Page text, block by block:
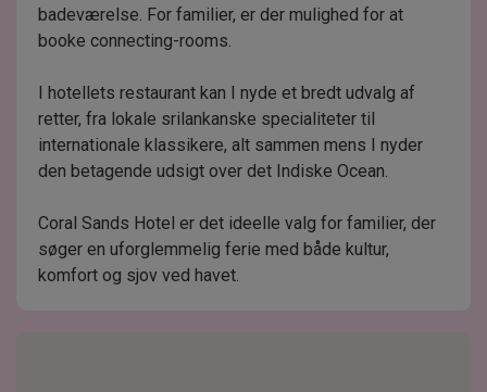
badeværelse. For familier, er der mulighed for at
booke connecting-rooms.
I hotellets restaurant kan I nyde et bredt udvalg af
retter, fra lokale srilankanske specialiteter til
internationale klassikere, alt sammen mens I nyder
den betagende udsigt over det Indiske Ocean.
Coral Sands Hotel er det ideelle valg for familier, der
søger en uforglemmelig ferie med både kultur,
komfort og sjov ved havet.